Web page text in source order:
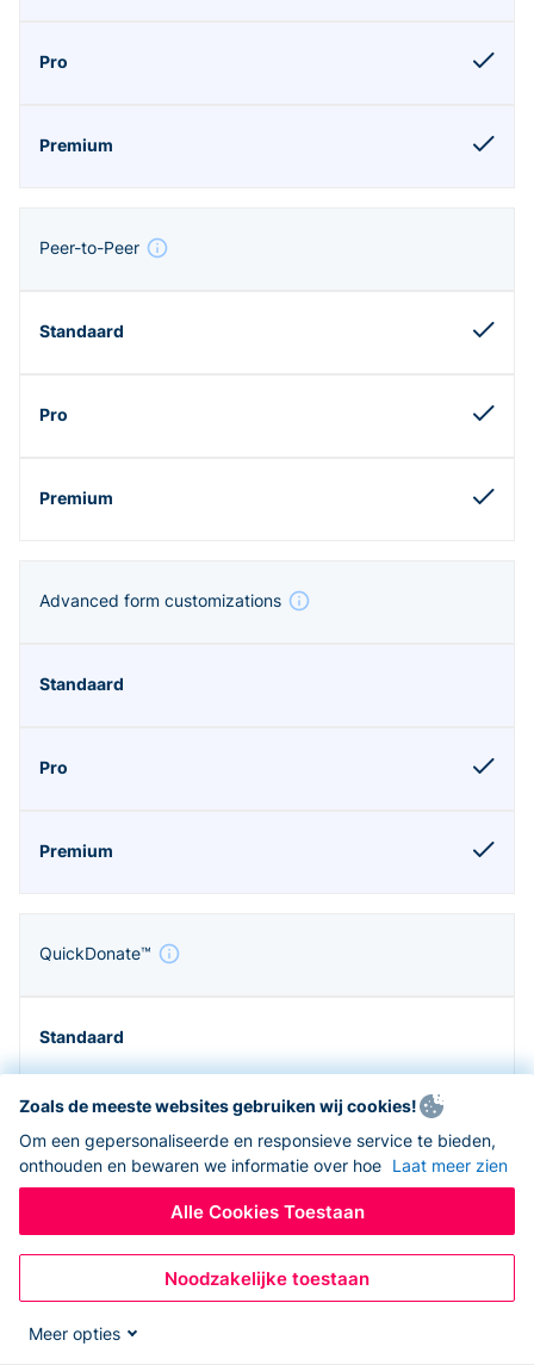
Peer-to-Peer
Advanced form customizations
QuickDonate™
Zapier en API
Zoals de meeste websites gebruiken wij cookies!
Om een gepersonaliseerde en responsieve service te bieden,
onthouden en bewaren we informatie over hoe Laat meer zien
Alle Cookies Toestaan
Noodzakelijke toestaan
Meer opties